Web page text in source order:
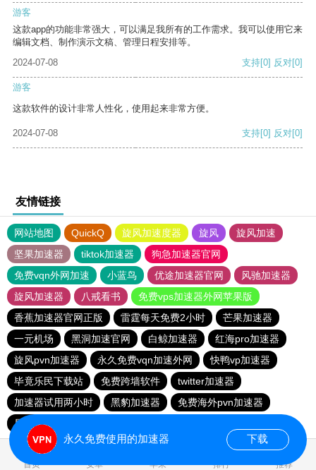
游客
这款app的功能非常强大，可以满足我所有的工作需求。我可以使用它来
编辑文档、制作演示文稿、管理日程安排等。
2024-07-08
支持[0] 反对[0]
游客
这款软件的设计非常人性化，使用起来非常方便。
2024-07-08 支持[0] 反对[0]
友情链接
网站地图 QuickQ 旋风加速度器 旋风
旋风加速
坚果加速器
tiktok加速器
狗急加速器官网
免费vqn外网加速
小蓝鸟 优途加速器官网
风驰加速器
旋风加速器
八戒看书
免费vps加速器外网苹果版
香蕉加速器官网正版
雷霆每天免费2小时
芒果加速器
一元机场
黑洞加速官网 白鲸加速器
红海pro加速器
旋风pvn加速器
永久免费vqn加速外网
快鸭vp加速器
毕竟乐民下载站
免费跨墙软件
twitter加速器
加速器试用两小时
黑豹加速器
免费海外pvn加速器
星云加速器
首页 安卓 苹果 排行 推荐
永久免费使用的加速器 下载
0.052360s